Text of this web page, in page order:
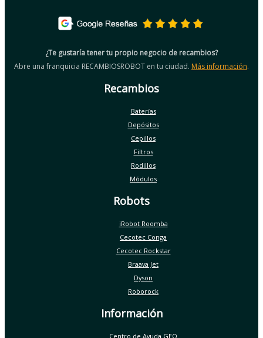
¿Te gustaría tener tu propio negocio de recambios?
Abre una franquicia RECAMBIOSROBOT en tu ciudad. Más información.
Recambios
Baterías
Depósitos
Cepillos
Filtros
Rodillos
Módulos
Robots
iRobot Roomba
Cecotec Conga
Cecotec Rockstar
Braava Jet
Dyson
Roborock
Información
Centro de Ayuda GEO